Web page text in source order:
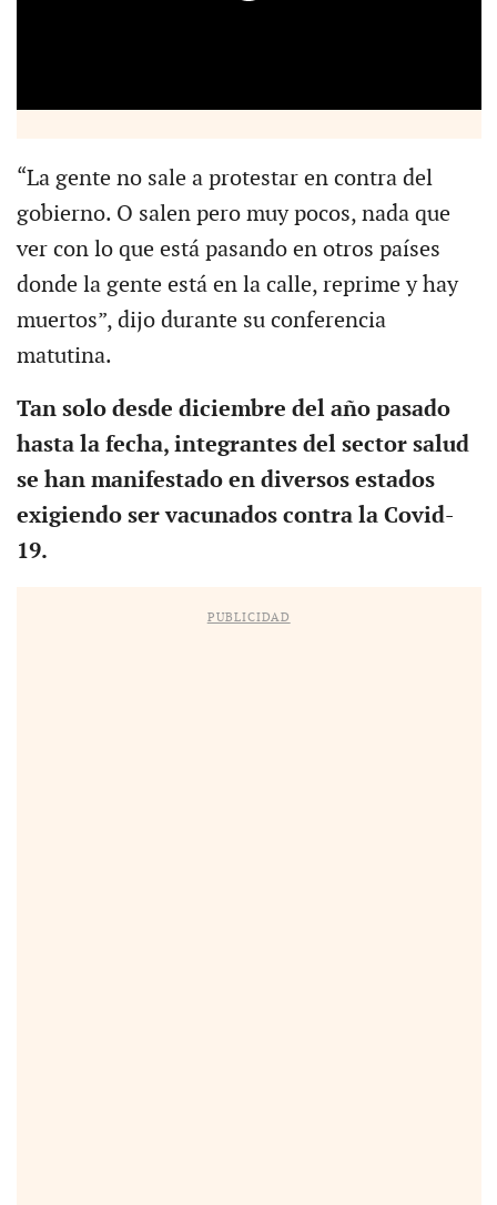
“La gente no sale a protestar en contra del
gobierno. O salen pero muy pocos, nada que
ver con lo que está pasando en otros países
donde la gente está en la calle, reprime y hay
muertos”, dijo durante su conferencia
matutina.
Tan solo desde diciembre del año pasado
hasta la fecha, integrantes del sector salud
se han manifestado en diversos estados
exigiendo ser vacunados contra la Covid-
19.
PUBLICIDAD